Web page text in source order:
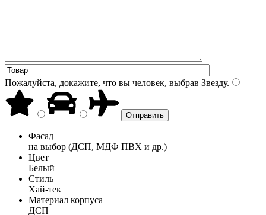
Пожалуйста, докажите, что вы человек, выбрав Звезду.
Фасад
на выбор (ДСП, МДФ ПВХ и др.)
Цвет
Белый
Стиль
Хай-тек
Материал корпуса
ДСП